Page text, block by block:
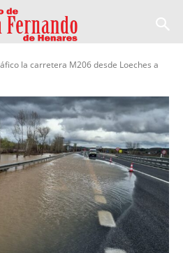
la carretera M206 desde Loeches a